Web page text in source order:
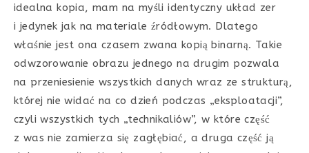
idealna kopia, mam na myśli identyczny układ zer
i jedynek jak na materiale źródłowym. Dlatego
właśnie jest ona czasem zwana kopią binarną. Takie
odwzorowanie obrazu jednego na drugim pozwala
na przeniesienie wszystkich danych wraz ze strukturą,
której nie widać na co dzień podczas „eksploatacji”,
czyli wszystkich tych „technikaliów”, w które część
z was nie zamierza się zagłębiać, a druga część ją